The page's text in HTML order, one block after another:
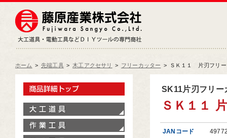
ホーム > 先端工具 > 木工アクセサリ > フリーカッター > ＳＫ１１ 片刃フリ
SK11片刃フリー
ＳＫ１１
JANコード
製品情報トップ